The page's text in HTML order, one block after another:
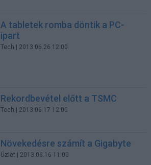
A tabletek romba döntik a PC-
ipart
Tech | 2013.06.26 12:00
Rekordbevétel előtt a TSMC
Tech | 2013.06.17 12:00
Növekedésre számít a Gigabyte
Üzlet | 2013.06.16 11:00